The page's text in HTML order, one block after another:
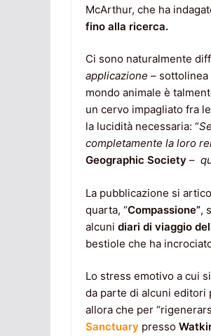
McArthur, che ha
fino alla ricerca.
Ci sono naturalmente
applicazione –
mondo animale è
un cervo impagliato fra
la lucidità necessaria: “
completamente la loro
Geographic Society –
La pubblicazione si
quarta, “Compassione”,
alcuni diari di viaggio
bestiole che ha
Lo stress emotivo a cui
da parte di alcuni editori
allora che per
Sanctuary presso